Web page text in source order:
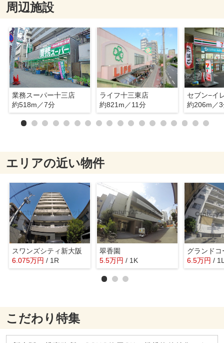
周辺施設
業務スーパー十三店
約518m／7分
ライフ十三東店
約821m／11分
約206m／
エリアの近い物件
スワンズシティ新大阪
6.075万円 / 1R
翠香園
5.5万円 / 1K 6.5万円 /
こだわり特集